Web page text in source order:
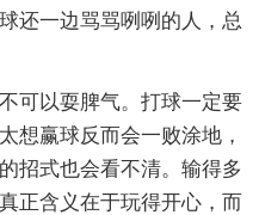
还一边骂骂咧咧的人，总
可以耍脾气。打球一定要
想赢球反而会一败涂地，
招式也会看不清。输得多
正含义在于玩得开心，而